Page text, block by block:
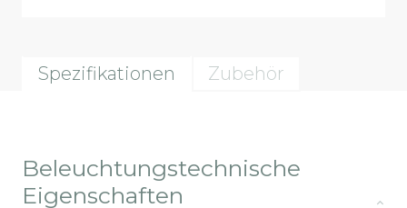
Spezifikationen Zubehör
Beleuchtungstechnische
Eigenschaften